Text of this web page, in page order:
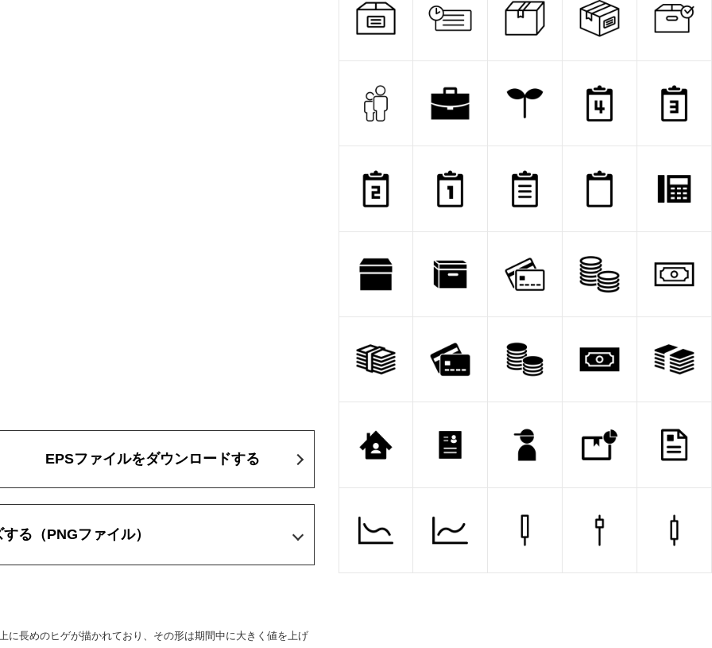
EPSファイルをダウンロードする
する （PNGファイル）
長めのヒゲが描かれており、その形は期間中に大きく値を上げ